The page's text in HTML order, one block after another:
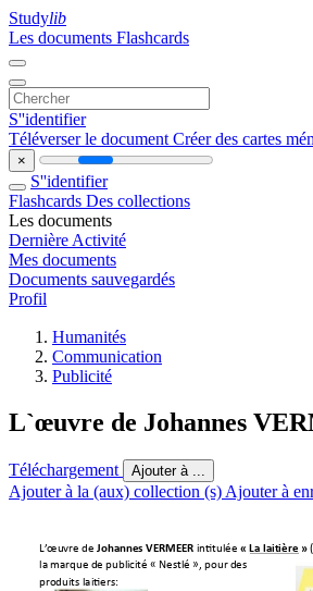
Studylib
Les documents Flashcards
S''identifier
Téléverser le document Créer des cartes
×
S''identifier
Flashcards Des collections
Les documents
Dernière Activité
Mes documents
Documents sauvegardés
Profil
Humanités
Communication
Publicité
L`œuvre de Johannes
Téléchargement Ajouter à ...
Ajouter à la (aux) collection (s) Ajouter à
L’œuvre de Johannes VERMEER intitulée « La laitière »
la marque de publicité « Nestlé », pour des
produits laitiers: